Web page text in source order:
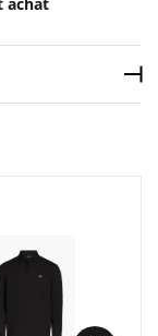
soignées.